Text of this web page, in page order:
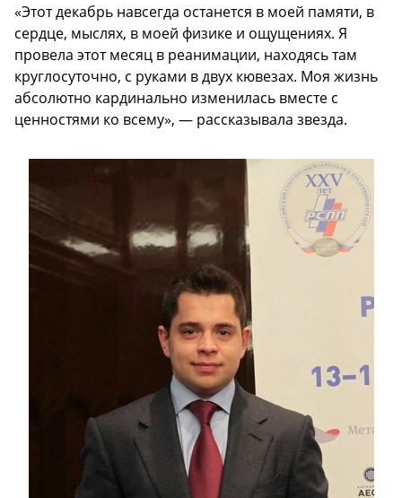
«Этот декабрь навсегда останется в моей памяти, в
сердце, мыслях, в моей физике и ощущениях. Я
провела этот месяц в реанимации, находясь там
круглосуточно, с руками в двух кювезах. Моя жизнь
абсолютно кардинально изменилась вместе с
ценностями ко всему», — рассказывала звезда.